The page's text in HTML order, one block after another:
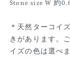
Stone size W 約
＊天然ターコイ
きがあります。
イズの色は選べ